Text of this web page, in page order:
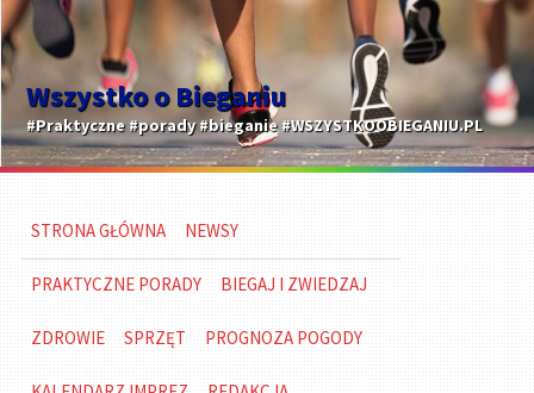
Wszystko o Bieganiu
#Praktyczne #porady #bieganie #WSZYSTKOOBIEGANIU.PL
STRONA GŁÓWNA NEWSY
PRAKTYCZNE PORADY BIEGAJ I ZWIEDZAJ
ZDROWIE SPRZĘT PROGNOZA POGODY